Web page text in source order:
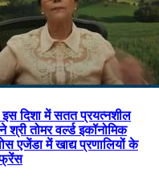
दिशा में सतत प्रयत्नशील
श्री तोमर वर्ल्ड इकॉनोमिक
एजेंडा में खाद्य प्रणालियों के